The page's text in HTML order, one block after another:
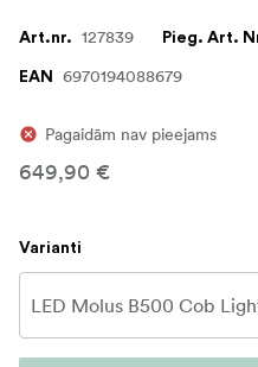
Art.nr. 127839 Pieg. Art.
EAN 6970194088679
Pagaidām nav pieejams
649,90 €
Varianti